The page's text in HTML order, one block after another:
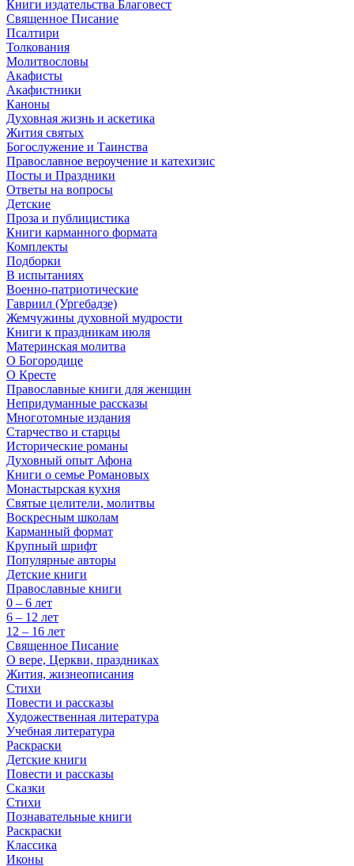
Книги издательства Благовест
Священное Писание
Псалтири
Толкования
Молитвословы
Акафисты
Акафистники
Каноны
Духовная жизнь и аскетика
Жития святых
Богослужение и Таинства
Православное вероучение и катехизис
Посты и Праздники
Ответы на вопросы
Детские
Проза и публицистика
Книги карманного формата
Комплекты
Подборки
В испытаниях
Военно-патриотические
Гавриил (Ургебадзе)
Жемчужины духовной мудрости
Книги к праздникам июля
Материнская молитва
О Богородице
О Кресте
Православные книги для женщин
Непридуманные рассказы
Многотомные издания
Старчество и старцы
Исторические романы
Духовный опыт Афона
Книги о семье Романовых
Монастырская кухня
Святые целители, молитвы
Воскресным школам
Карманный формат
Крупный шрифт
Популярные авторы
Детские книги
Православные книги
0 – 6 лет
6 – 12 лет
12 – 16 лет
Священное Писание
О вере, Церкви, праздниках
Жития, жизнеописания
Стихи
Повести и рассказы
Художественная литература
Учебная литература
Раскраски
Детские книги
Повести и рассказы
Сказки
Стихи
Познавательные книги
Раскраски
Классика
Иконы